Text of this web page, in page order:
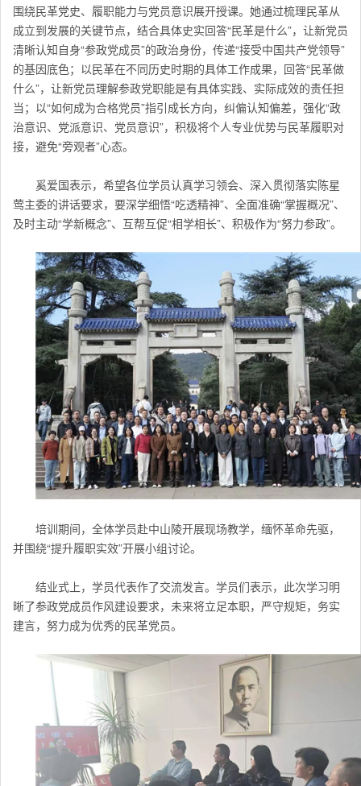
围绕民革党史、履职能力与党员意识展开授课。她通过梳理民革从
成立到发展的关键节点，结合具体史实回答“民革是什么”，让新党员
清晰认知自身“参政党成员”的政治身份，传递“接受中国共产党领导”
的基因底色；以民革在不同历史时期的具体工作成果，回答“民革做
什么”，让新党员理解参政党职能是有具体实践、实际成效的责任担
当；以“如何成为合格党员”指引成长方向，纠偏认知偏差，强化“政
治意识、党派意识、党员意识”，积极将个人专业优势与民革履职对
接，避免“旁观者”心态。
奚爱国表示，希望各位学员认真学习领会、深入贯彻落实陈星
莺主委的讲话要求，要深学细悟“吃透精神”、全面准确“掌握概况”、
及时主动“学新概念”、互帮互促“相学相长”、积极作为“努力参政”。
培训期间，全体学员赴中山陵开展现场教学，缅怀革命先驱，
并围绕“提升履职实效”开展小组讨论。
结业式上，学员代表作了交流发言。学员们表示，此次学习明
晰了参政党成员作风建设要求，未来将立足本职，严守规矩，务实
建言，努力成为优秀的民革党员。